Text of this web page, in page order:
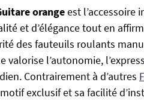
orangeest l’accessoire
et d’élégance tout en
des fauteuils roulants
l’autonomie,
Contrairement à d’autres
exclusif et sa facilité